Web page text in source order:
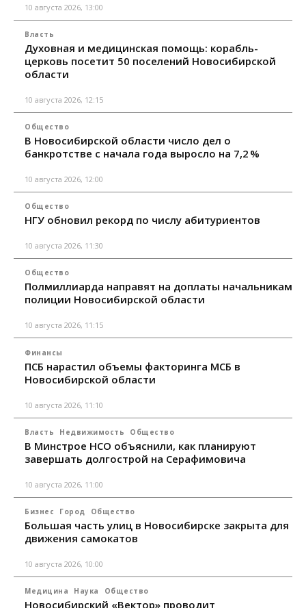
10 августа 2026, 13:00
Власть
Духовная и медицинская помощь: корабль-
церковь посетит 50 поселений Новосибирской
области
10 августа 2026, 12:15
Общество
В Новосибирской области число дел о
банкротстве с начала года выросло на 7,2 %
10 августа 2026, 12:00
Общество
НГУ обновил рекорд по числу абитуриентов
10 августа 2026, 11:30
Общество
Полмиллиарда направят на доплаты начальникам
полиции Новосибирской области
10 августа 2026, 11:15
Финансы
ПСБ нарастил объемы факторинга МСБ в
Новосибирской области
10 августа 2026, 11:10
Власть Недвижимость Общество
В Минстрое НСО объяснили, как планируют
завершать долгострой на Серафимовича
10 августа 2026, 11:00
Бизнес Город Общество
Большая часть улиц в Новосибирске закрыта для
движения самокатов
10 августа 2026, 10:00
Медицина Наука Общество
Новосибирский «Вектор» проводит